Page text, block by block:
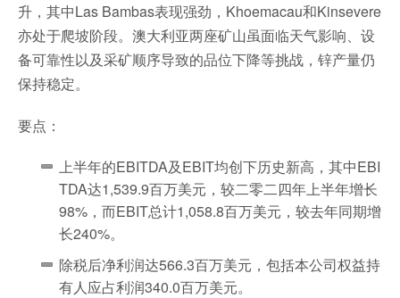
升，其中Las Bambas表现强劲，Khoemacau和Kinsevere
亦处于爬坡阶段。澳大利亚两座矿山虽面临天气影响、设
备可靠性以及采矿顺序导致的品位下降等挑战，锌产量仍
保持稳定。
要点：
上半年的EBITDA及EBIT均创下历史新高，其中EBI
TDA达1,539.9百万美元，较二零二四年上半年增长
98%，而EBIT总计1,058.8百万美元，较去年同期增
长240%。
除税后净利润达566.3百万美元，包括本公司权益持
有人应占利润340.0百万美元。